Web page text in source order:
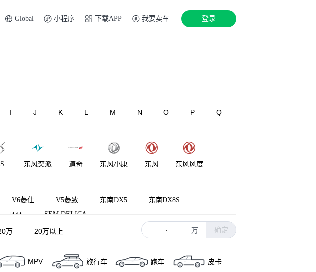
Global 小程序 下载APP 我要卖车 登录
I J K L M N O P
Q
东风奕派 道奇 东风小康 东风 东风风度
V6菱仕 V5菱致 东南DX5 东南DX8S
菱帅 SEM DELICA
万 20万以上 - 万 确定
MPV 旅行车 跑车
皮卡